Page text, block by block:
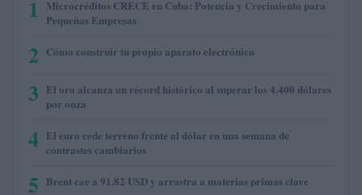
1
Microcréditos CRECE en Cuba: Potencia y Crecimiento para
Pequeñas Empresas
2 Cómo construir tu propio aparato electrónico
3 El oro alcanza un récord histórico al superar los 4.400 dólares
por onza
4 El euro cede terreno frente al dólar en una semana de
contrastes cambiarios
5 Brent cae a 91.82 USD y arrastra a materias primas clave